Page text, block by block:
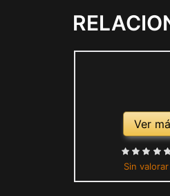
Ver
Sin valorar